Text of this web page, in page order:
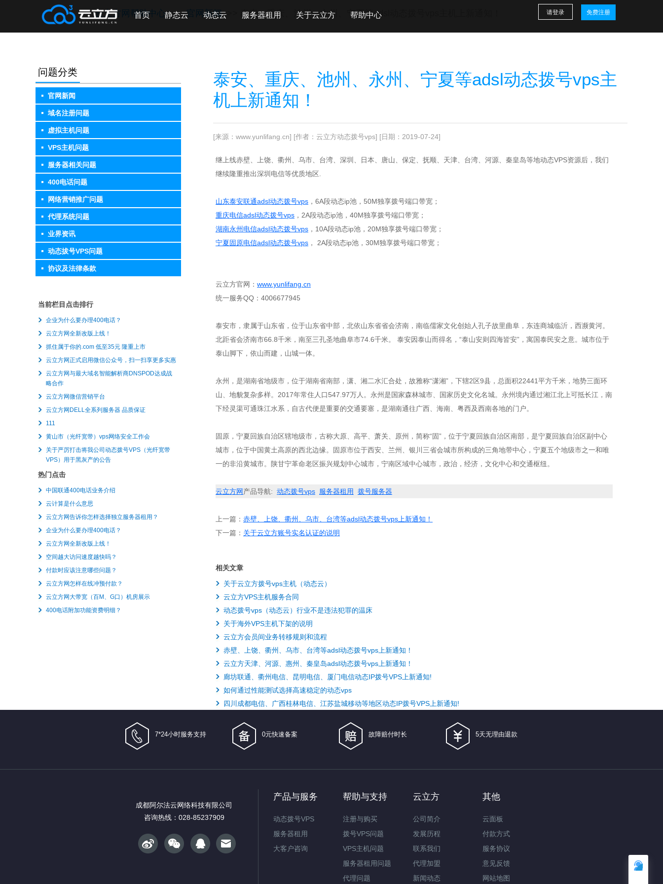
首页 静态云 动态云 服务器租用 关于云立方 帮助中心 请登录 免费注册
云立方网帮助中心 >> 官网新闻 >> 泰安、重庆、池州、永州、宁夏等adsl动态拨号vps主机上新通知！
问题分类
官网新闻
域名注册问题
虚拟主机问题
VPS主机问题
服务器相关问题
400电话问题
网络营销推广问题
代理系统问题
业界资讯
动态拔号VPS问题
协议及法律条款
当前栏目点击排行
企业为什么要办理400电话？
云立方网全新改版上线！
抓住属于你的.com 低至35元 隆重上市
云立方网正式启用微信公众号，扫一扫享更多实惠
云立方网与最大域名智能解析商DNSPOD达成战
略合作
云立方网微信营销平台
云立方网DELL全系列服务器 品质保证
111
黄山市（光纤宽带）vps网络安全工作会
关于严厉打击将我公司动态拨号VPS（光纤宽带
VPS）用于黑灰产的公告
热门点击
中国联通400电话业务介绍
云计算是什么意思
云立方网告诉你怎样选择独立服务器租用？
企业为什么要办理400电话？
云立方网全新改版上线！
空间越大访问速度越快吗？
付款时应该注意哪些问题？
云立方网怎样在线冲预付款？
云立方网大带宽（百M、G口）机房展示
400电话附加功能资费明细？
泰安、重庆、池州、永州、宁夏等adsl动态拨号vps主
机上新通知！
[来源：www.yunlifang.cn] [作者：云立方动态拨号vps] [日期：2019-07-24]
继上线赤壁、上饶、衢州、乌市、台湾、深圳、日本、唐山、保定、抚顺、天津、台湾、河源、秦皇岛等地动态VPS资源后，我们
继续隆重推出深圳电信等优质地区.
山东泰安联通adsl动态拨号vps ，6A段动态ip池，50M独享拨号端口带宽；
重庆电信adsl动态拨号vps ，2A段动态ip池，40M独享拨号端口带宽；
湖南永州电信adsl动态拨号vps ，10A段动态ip池，20M独享拨号端口带宽；
宁夏固原电信adsl动态拨号vps ， 2A段动态ip池，30M独享拨号端口带宽；
云立方官网： www.yunlifang.cn
统一服务QQ：4006677945
泰安市，隶属于山东省，位于山东省中部，北依山东省省会济南，南临儒家文化创始人孔子故里曲阜，东连商城临沂，西濒黄河。
北距省会济南市66.8千米，南至三孔圣地曲阜市74.6千米。 泰安因泰山而得名，“泰山安则四海皆安”，寓国泰民安之意。城市位于
泰山脚下，依山而建，山城一体。
永州，是湖南省地级市，位于湖南省南部，潇、湘二水汇合处，故雅称“潇湘”，下辖2区9县，总面积22441平方千米，地势三面环
山、地貌复杂多样。2017年常住人口547.97万人。永州是国家森林城市、国家历史文化名城。永州境内通过湘江北上可抵长江，南
下经灵渠可通珠江水系，自古代便是重要的交通要塞，是湖南通往广西、海南、粤西及西南各地的门户。
固原，宁夏回族自治区辖地级市，古称大原、高平、萧关、原州，简称“固”，位于宁夏回族自治区南部，是宁夏回族自治区副中心
城市，位于中国黄土高原的西北边缘。固原市位于西安、兰州、银川三省会城市所构成的三角地带中心，宁夏五个地级市之一和唯
一的非沿黄城市。陕甘宁革命老区振兴规划中心城市，宁南区域中心城市，政治，经济，文化中心和交通枢纽。
云立方网产品导航: 动态拨号vps 服务器租用 拨号服务器
上一篇： 赤壁、上饶、衢州、乌市、台湾等adsl动态拨号vps上新通知！
下一篇： 关于云立方账号实名认证的说明
相关文章
关于云立方拨号vps主机（动态云）
云立方VPS主机服务合同
动态拨号vps（动态云）行业不是违法犯罪的温床
关于海外VPS主机下架的说明
云立方会员间业务转移规则和流程
赤壁、上饶、衢州、乌市、台湾等adsl动态拨号vps上新通知！
云立方天津、河源、惠州、秦皇岛adsl动态拨号vps上新通知！
廊坊联通、衢州电信、昆明电信、厦门电信动态IP拨号VPS上新通知!
如何通过性能测试选择高速稳定的动态vps
四川成都电信、广西桂林电信、江苏盐城移动等地区动态IP拨号VPS上新通知!
7*24小时服务支持 0元快速备案 故障赔付时长 5天无理由退款
成都阿尔法云网络科技有限公司
咨询热线：028-85237909
产品与服务
动态拨号VPS
服务器租用
大客户咨询
帮助与支持
注册与购买
拨号VPS问题
VPS主机问题
服务器租用问题
代理问题
云立方
公司简介
发展历程
联系我们
代理加盟
新闻动态
其他
云面板
付款方式
服务协议
意见反馈
网站地图